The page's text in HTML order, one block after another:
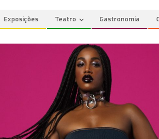
Exposições Teatro Gastronomia